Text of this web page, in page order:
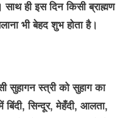
ही इस दिन किसी ब्राह्मण
भी बेहद शुभ होता है।
सुहागन स्त्री को सुहाग का
सिन्दूर, मेहँदी, आलता,